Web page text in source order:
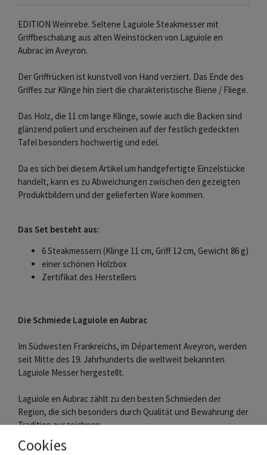
EDITION Weinrebe. Seltene Laguiole Steakmesser mit
Griffbeschalung aus alten Weinstöcken von Laguiole en
Aubrac im Aveyron.
Der Griffrücken ist kunstvoll von Hand verziert. Das Ende des
Griffes zur Klinge hin ziert die charakteristische Biene / Fliege.
Das Holz, die 11 cm lange Klinge, sowie auch die Backen sind
glänzend poliert und erscheinen auf der festlich gedeckten
Tafel besonders hochwertig und edel.
Da es sich bei diesem Artikel um handgefertigte Einzelstücke
handelt, kann es zu Abweichungen zwischen den gezeigten
Produktbildern und der gelieferten Ware kommen.
Das Set besteht aus:
6 Steakmessern (Klinge 11 cm, Griff 12 cm, Gewicht 86 g)
einer schönen Holzbox
Zertifikat des Herstellers
Die Schmiede Laguiole en Aubrac
Im Südwesten Frankreichs, im Département Aveyron, werden
seit Mitte des 19. Jahrhunderts die weltweit bekannten
Laguiole Messer hergestellt.
Laguiole en Aubrac zählt zu den besten Schmieden der
Region, die sich besonders durch Qualität und Bewahrung der
Tradition auszeichnen.
Messer und Griffschalen werden aus edlen Materialien in
Handarbeit gefertigt. Die Klingen ziert der berühmte
Cookies